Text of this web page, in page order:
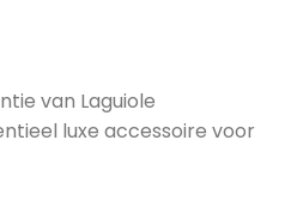
prijs van Laguiole
luxe accessoire voor